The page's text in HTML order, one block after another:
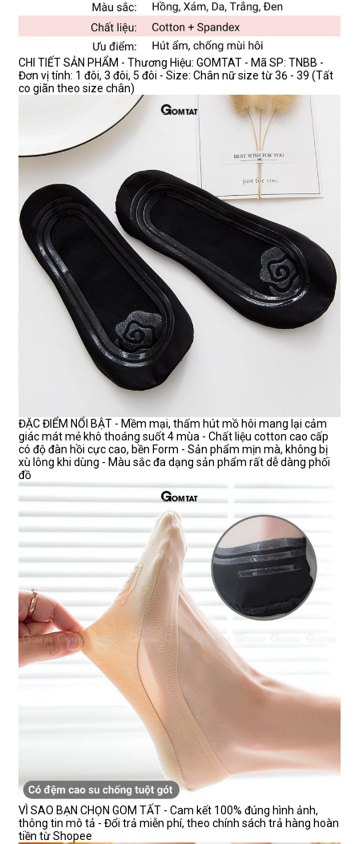
CHI TIẾT SẢN PHẨM - Thương Hiệu: GOMTAT - Mã SP: TNBB -
Đơn vị tính: 1 đôi, 3 đôi, 5 đôi - Size: Chân nữ size từ 36 - 39 (Tất
co giãn theo size chân)
ĐẶC ĐIỂM NỔI BẬT - Mềm mại, thấm hút mồ hôi mang lại cảm
giác mát mẻ khô thoáng suốt 4 mùa - Chất liệu cotton cao cấp
có độ đàn hồi cực cao, bền Form - Sản phẩm mịn mà, không bị
xù lông khi dùng - Màu sắc đa dạng sản phẩm rất dễ dàng phối
đồ
VÌ SAO BẠN CHỌN GOM TẤT - Cam kết 100% đúng hình ảnh,
thông tin mô tả - Đổi trả miễn phí, theo chính sách trả hàng hoàn
tiền từ Shopee